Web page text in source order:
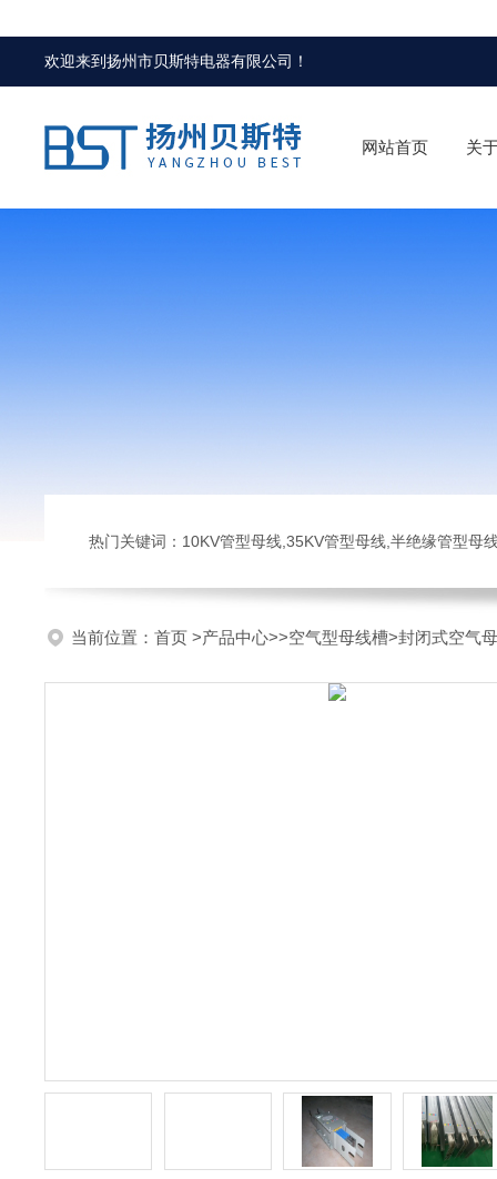
欢迎来到扬州市贝斯特电器有限公司 ！
网站首页 关
热门关键词：10KV管型母线,35KV管型母线,半绝缘管型母
当前位置： 首页 >产品中心>>空气型母线槽>封闭式空气